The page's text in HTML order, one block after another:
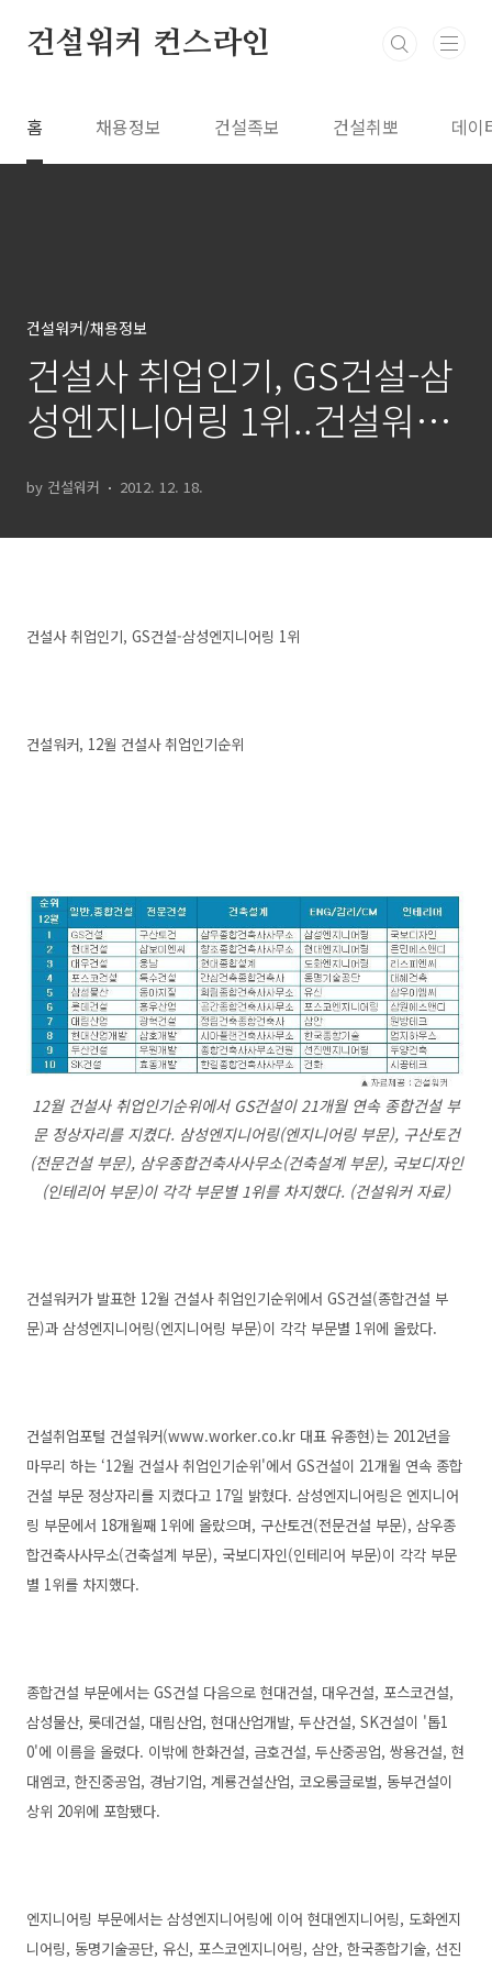
건설워커 컨스라인
홈 채용정보 건설족보 건설취뽀 데이
건설워커/채용정보
건설사 취업인기, GS건설-삼
성엔지니어링 1위..건설워커
by 건설워커 2012. 12. 18.
건설사 취업인기, GS건설-삼성엔지니어링 1위
건설워커, 12월 건설사 취업인기순위
12월 건설사 취업인기순위에서 GS건설이 21개월 연속 종합건설 부
문 정상자리를 지켰다. 삼성엔지니어링(엔지니어링 부문), 구산토건
(전문건설 부문), 삼우종합건축사사무소(건축설계 부문), 국보디자인
(인테리어 부문)이 각각 부문별 1위를 차지했다. (건설워커 자료)
건설워커가 발표한 12월 건설사 취업인기순위에서 GS건설(종합건설 부
문)과 삼성엔지니어링(엔지니어링 부문)이 각각 부문별 1위에 올랐다.
건설취업포털 건설워커(www.worker.co.kr 대표 유종현)는 2012년을
마무리 하는 ‘12월 건설사 취업인기순위'에서 GS건설이 21개월 연속 종합
건설 부문 정상자리를 지켰다고 17일 밝혔다. 삼성엔지니어링은 엔지니어
링 부문에서 18개월째 1위에 올랐으며, 구산토건(전문건설 부문), 삼우종
합건축사사무소(건축설계 부문), 국보디자인(인테리어 부문)이 각각 부문
별 1위를 차지했다.
종합건설 부문에서는 GS건설 다음으로 현대건설, 대우건설, 포스코건설,
삼성물산, 롯데건설, 대림산업, 현대산업개발, 두산건설, SK건설이 '톱1
0'에 이름을 올렸다. 이밖에 한화건설, 금호건설, 두산중공업, 쌍용건설, 현
대엠코, 한진중공업, 경남기업, 계룡건설산업, 코오롱글로벌, 동부건설이
상위 20위에 포함됐다.
엔지니어링 부문에서는 삼성엔지니어링에 이어 현대엔지니어링, 도화엔지
니어링, 동명기술공단, 유신, 포스코엔지니어링, 삼안, 한국종합기술, 선진